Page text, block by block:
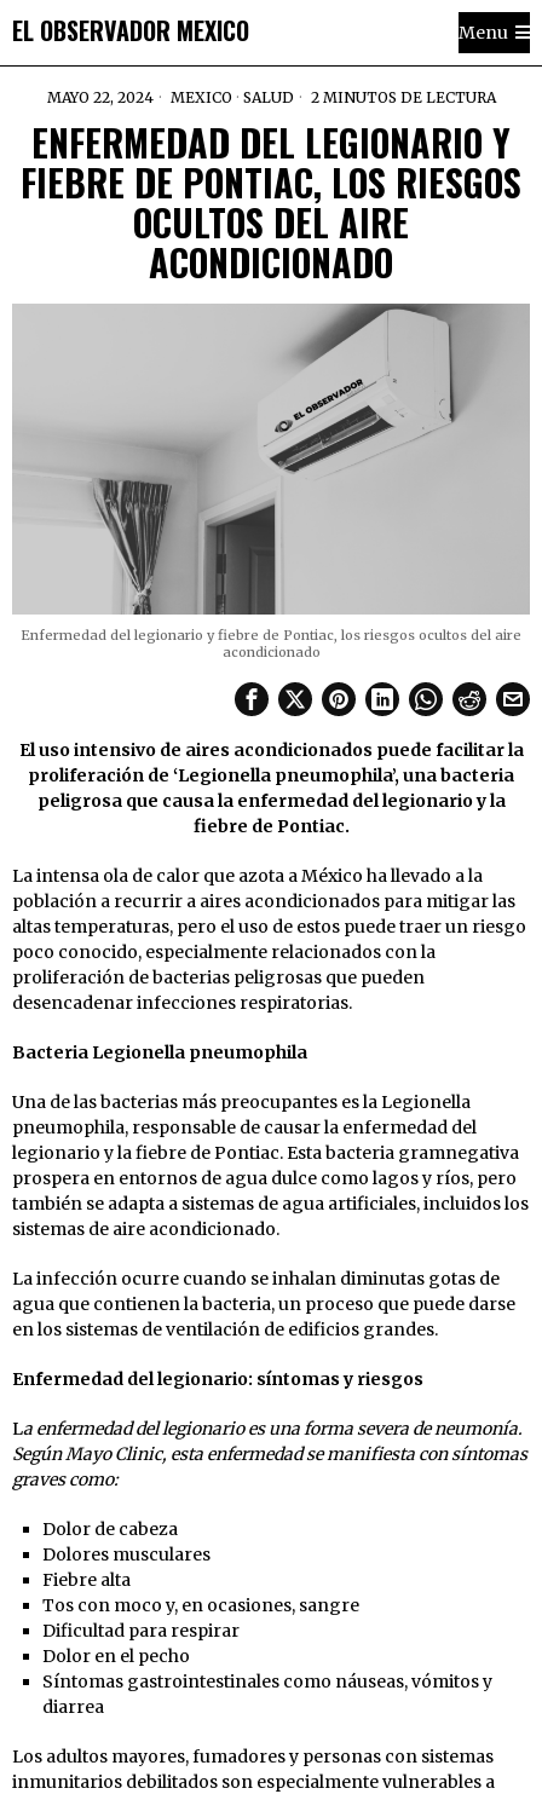
EL OBSERVADOR MEXICO Menu
MAYO 22, 2024 MEXICO · SALUD 2 MINUTOS DE LECTURA
ENFERMEDAD DEL LEGIONARIO Y
FIEBRE DE PONTIAC, LOS RIESGOS
OCULTOS DEL AIRE
ACONDICIONADO
Enfermedad del legionario y fiebre de Pontiac, los riesgos ocultos del aire
acondicionado
El uso intensivo de aires acondicionados puede facilitar la
proliferación de ‘Legionella pneumophila’, una bacteria
peligrosa que causa la enfermedad del legionario y la
fiebre de Pontiac.
La intensa ola de calor que azota a México ha llevado a la
población a recurrir a aires acondicionados para mitigar las
altas temperaturas, pero el uso de estos puede traer un riesgo
poco conocido, especialmente relacionados con la
proliferación de bacterias peligrosas que pueden
desencadenar infecciones respiratorias.
Bacteria Legionella pneumophila
Una de las bacterias más preocupantes es la Legionella
pneumophila, responsable de causar la enfermedad del
legionario y la fiebre de Pontiac. Esta bacteria gramnegativa
prospera en entornos de agua dulce como lagos y ríos, pero
también se adapta a sistemas de agua artificiales, incluidos los
sistemas de aire acondicionado.
La infección ocurre cuando se inhalan diminutas gotas de
agua que contienen la bacteria, un proceso que puede darse
en los sistemas de ventilación de edificios grandes.
Enfermedad del legionario: síntomas y riesgos
La enfermedad del legionario es una forma severa de neumonía.
Según Mayo Clinic, esta enfermedad se manifiesta con síntomas
graves como:
Dolor de cabeza
Dolores musculares
Fiebre alta
Tos con moco y, en ocasiones, sangre
Dificultad para respirar
Dolor en el pecho
Síntomas gastrointestinales como náuseas, vómitos y
diarrea
Los adultos mayores, fumadores y personas con sistemas
inmunitarios debilitados son especialmente vulnerables a